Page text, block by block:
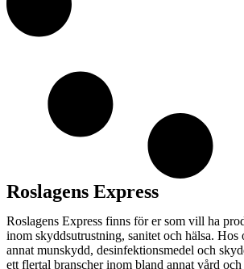
Roslagens Express
Roslagens Express finns för er som vill ha
inom skyddsutrustning, sanitet och hälsa. Hos
annat munskydd, desinfektionsmedel och
ett flertal branscher inom bland annat vård